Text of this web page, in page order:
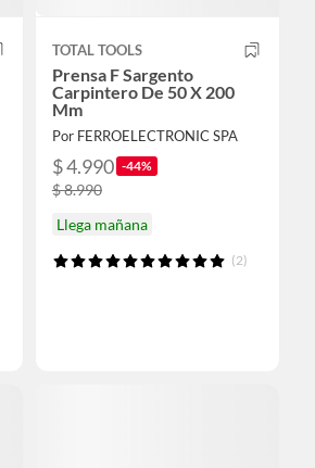
TOTAL TOOLS
Prensa F Sargento
Carpintero De 50 X 200
Mm
Por FERROELECTRONIC SPA
$ 4.990 -44%
$ 8.990
Llega mañana
(2)